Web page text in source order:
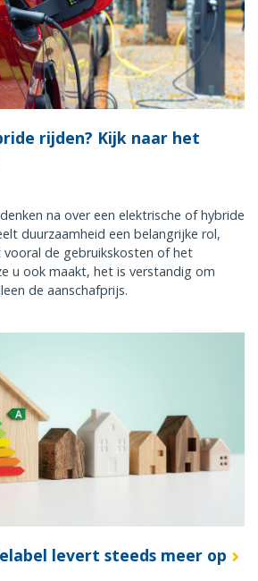
rijden? Kijk naar het
na over een elektrische of hybride
duurzaamheid een belangrijke rol,
de gebruikskosten of het
u ook maakt, het is verstandig om
de aanschafprijs.
levert steeds meer op